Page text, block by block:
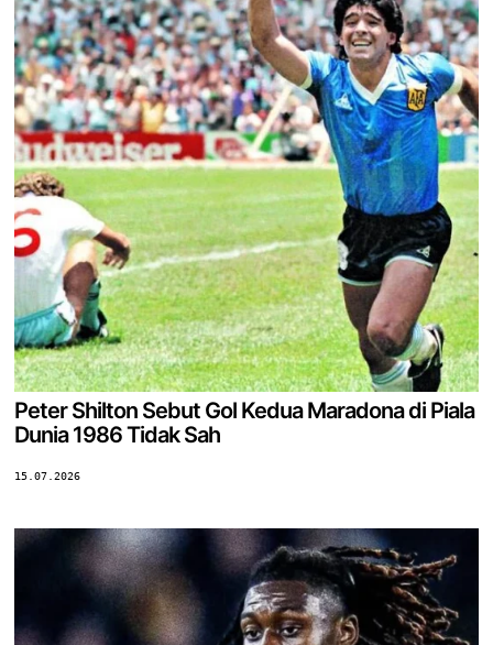
Peter Shilton Sebut Gol Kedua Maradona di Piala
Dunia 1986 Tidak Sah
15.07.2026